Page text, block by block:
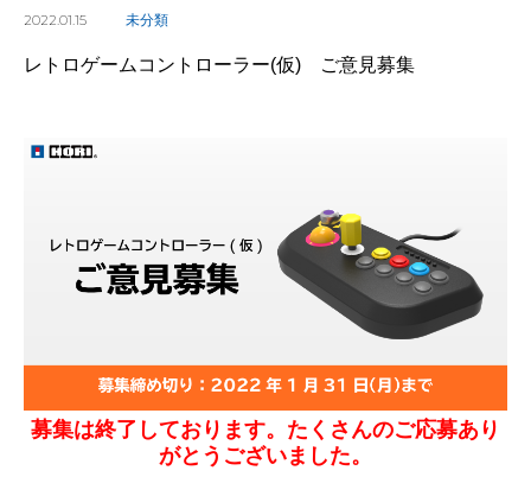
2022.01.15 未分類
レトロゲームコントローラー(仮) ご意見募集
募集は終了しております。たくさんのご応募あり
がとうございました。